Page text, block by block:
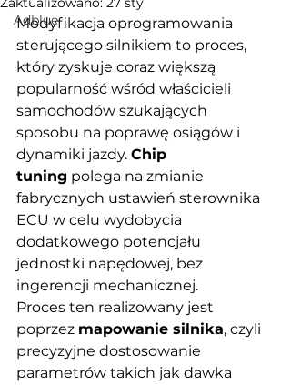
Adblue
Modyfikacja oprogramowania
sterującego silnikiem to proces,
który zyskuje coraz większą
popularność wśród właścicieli
samochodów szukających
sposobu na poprawę osiągów i
dynamiki jazdy. Chip
tuning polega na zmianie
fabrycznych ustawień sterownika
ECU w celu wydobycia
dodatkowego potencjału
jednostki napędowej, bez
ingerencji mechanicznej.
Proces ten realizowany jest
poprzez mapowanie silnika, czyli
precyzyjne dostosowanie
parametrów takich jak dawka